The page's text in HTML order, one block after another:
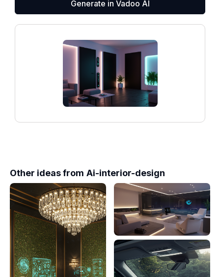
Generate in Vadoo AI
Other ideas from Ai-interior-design